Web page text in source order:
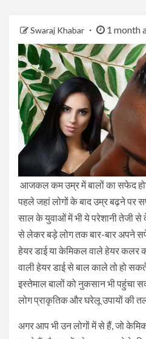
Swaraj Khabar 1 month
आजकल कम उम्र में बालों का सफेद
पहले जहां लोगों के बाद उम्र बढ़ने पर
साल के युवाओं में भी ये परेशानी तेजी से
से लेकर बड़े लोग तक बार-बार अपने
हेयर डाई या केमिकल वाले हेयर कलर
वाली हेयर डाई से बाल काले तो हो
इस्तेमाल बालों को नुकसान भी
लोग प्राकृतिक और घरेलू उपायों की
अगर आप भी उन लोगों में से हैं, जो